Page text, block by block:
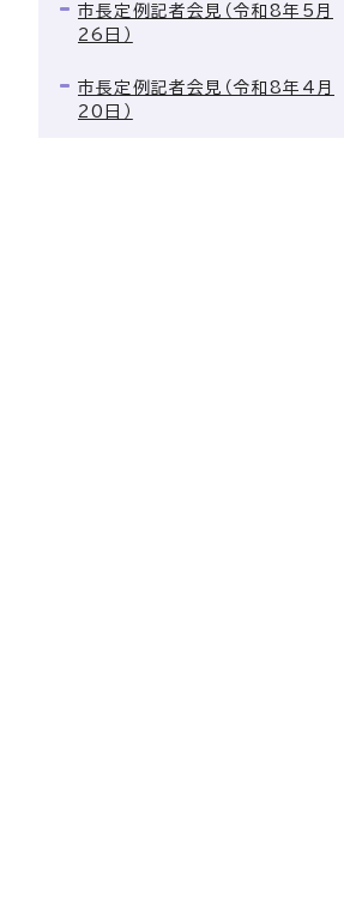
市長定例記者会見（令和8年5月
26日）
市長定例記者会見（令和8年4月
20日）